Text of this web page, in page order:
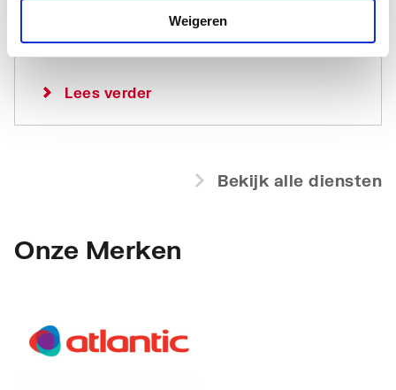
Weigeren
Lees verder
Bekijk alle diensten
Onze Merken